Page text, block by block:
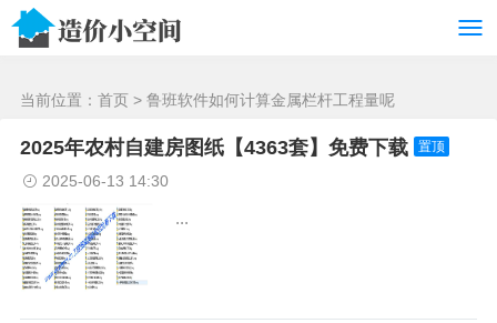
当前位置： 首页 > 鲁班软件如何计算金属栏杆工程量呢
2025年农村自建房图纸【4363套】免费下载 置顶
2025-06-13 14:30
...